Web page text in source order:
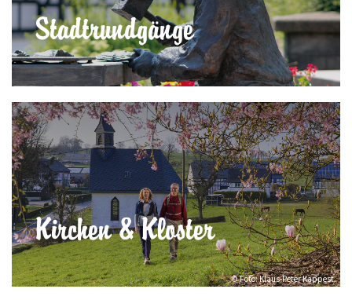
Stadtrundgänge
© Foto: Klaus-Peter Kappest
Kirchen & Kloster